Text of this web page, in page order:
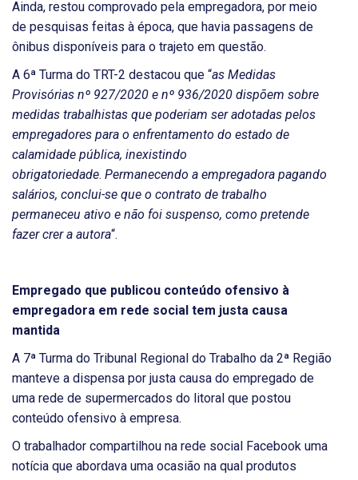
Ainda, restou comprovado pela empregadora, por meio
de pesquisas feitas à época, que havia passagens de
ônibus disponíveis para o trajeto em questão.
A 6ª Turma do TRT-2 destacou que “as Medidas
Provisórias nº 927/2020 e nº 936/2020 dispõem sobre
medidas trabalhistas que poderiam ser adotadas pelos
empregadores para o enfrentamento do estado de
calamidade pública, inexistindo
obrigatoriedade. Permanecendo a empregadora pagando
salários, conclui-se que o contrato de trabalho
permaneceu ativo e não foi suspenso, como pretende
fazer crer a autora“.
Empregado que publicou conteúdo ofensivo à
empregadora em rede social tem justa causa
mantida
A 7ª Turma do Tribunal Regional do Trabalho da 2ª Região
manteve a dispensa por justa causa do empregado de
uma rede de supermercados do litoral que postou
conteúdo ofensivo à empresa.
O trabalhador compartilhou na rede social Facebook uma
notícia que abordava uma ocasião na qual produtos